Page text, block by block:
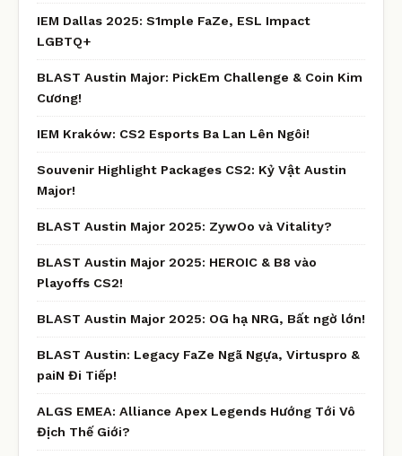
IEM Dallas 2025: S1mple FaZe, ESL Impact
LGBTQ+
BLAST Austin Major: PickEm Challenge & Coin Kim
Cương!
IEM Kraków: CS2 Esports Ba Lan Lên Ngôi!
Souvenir Highlight Packages CS2: Kỷ Vật Austin
Major!
BLAST Austin Major 2025: ZywOo và Vitality?
BLAST Austin Major 2025: HEROIC & B8 vào
Playoffs CS2!
BLAST Austin Major 2025: OG hạ NRG, Bất ngờ lớn!
BLAST Austin: Legacy FaZe Ngã Ngựa, Virtuspro &
paiN Đi Tiếp!
ALGS EMEA: Alliance Apex Legends Hướng Tới Vô
Địch Thế Giới?